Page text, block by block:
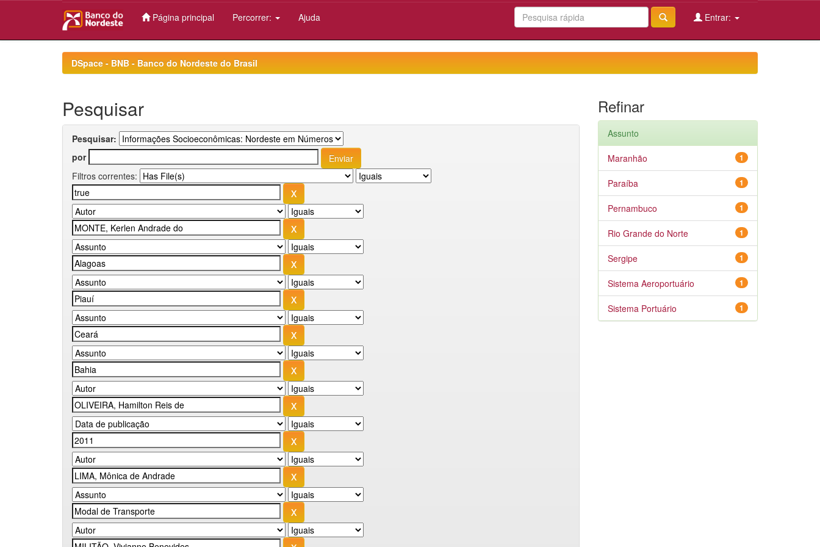
Página principal Percorrer: Ajuda Entrar:
DSpace - BNB - Banco do Nordeste do Brasil
Pesquisar
Pesquisar:
por
Filtros correntes:
Refinar
Assunto
1
Maranhão
1
Paraíba
1
Pernambuco
1
Rio Grande do Norte
1
Sergipe
1
Sistema Aeroportuário
1
Sistema Portuário